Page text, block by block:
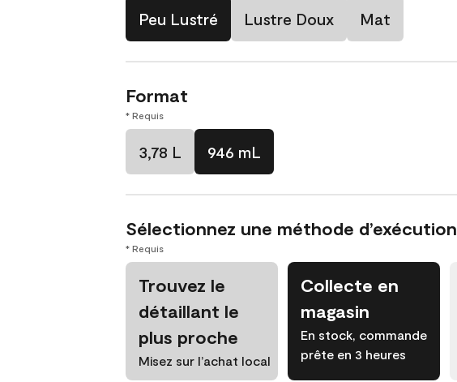
Peu Lustré Lustre Doux Mat
Format
* Requis
3,78 L 946 mL
Sélectionnez une méthode d’exécution
* Requis
Trouvez le
détaillant le
plus proche
Misez sur l’achat local
Collecte en
magasin
En stock, commande
prête en 3 heures